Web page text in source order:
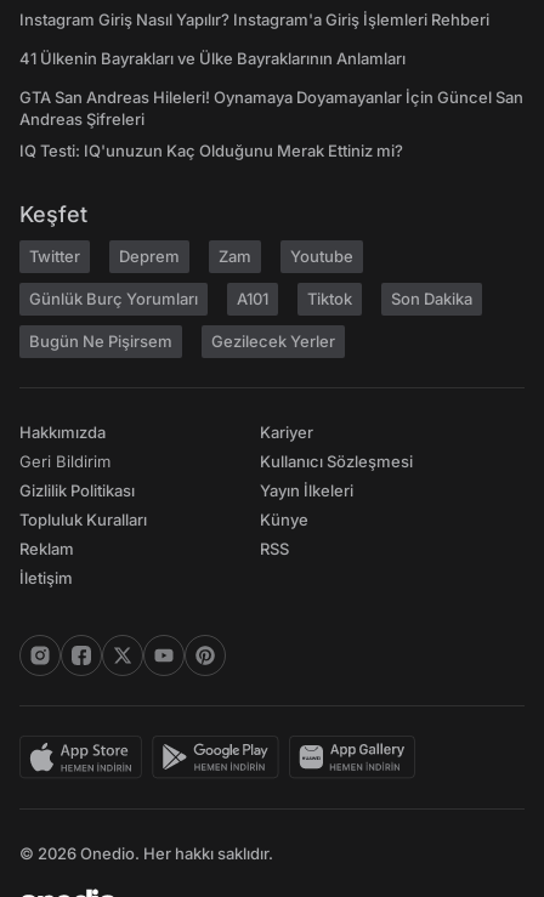
Instagram Giriş Nasıl Yapılır? Instagram'a Giriş İşlemleri Rehberi
41 Ülkenin Bayrakları ve Ülke Bayraklarının Anlamları
GTA San Andreas Hileleri! Oynamaya Doyamayanlar İçin Güncel San
Andreas Şifreleri
IQ Testi: IQ'unuzun Kaç Olduğunu Merak Ettiniz mi?
Keşfet
Twitter Deprem Zam Youtube
Günlük Burç Yorumları A101 Tiktok Son Dakika
Bugün Ne Pişirsem Gezilecek Yerler
Hakkımızda
Geri Bildirim
Gizlilik Politikası
Topluluk Kuralları
Reklam
İletişim
Kariyer
Kullanıcı Sözleşmesi
Yayın İlkeleri
Künye
RSS
© 2026 Onedio. Her hakkı saklıdır.